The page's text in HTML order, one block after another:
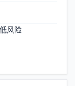
风险